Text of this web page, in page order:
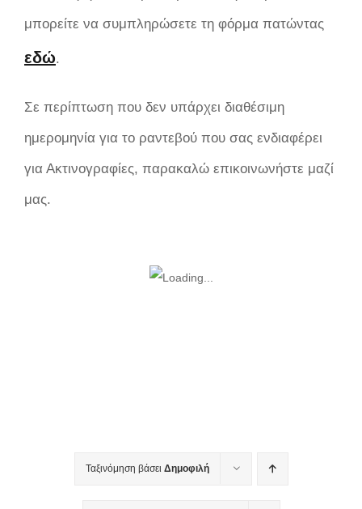
μπορείτε να συμπληρώσετε τη φόρμα πατώντας
εδώ.
Σε περίπτωση που δεν υπάρχει διαθέσιμη
ημερομηνία για το ραντεβού που σας ενδιαφέρει
για Ακτινογραφίες, παρακαλώ επικοινωνήστε μαζί
μας.
Ταξινόμηση βάσει Δημοφιλή